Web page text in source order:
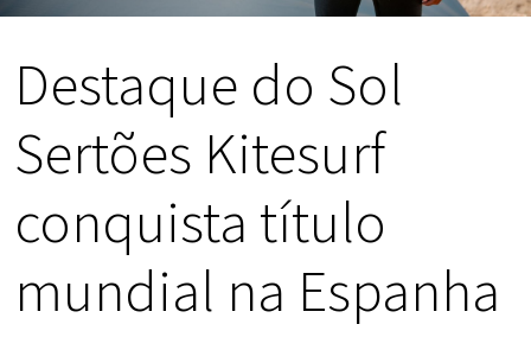
Destaque do Sol
Sertões Kitesurf
conquista título
mundial na Espanha